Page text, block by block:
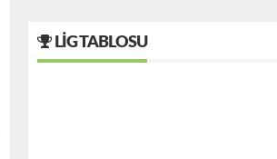
LIG TABLOSU